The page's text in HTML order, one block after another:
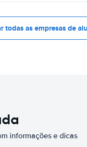
todas as empresas de
informações e dicas